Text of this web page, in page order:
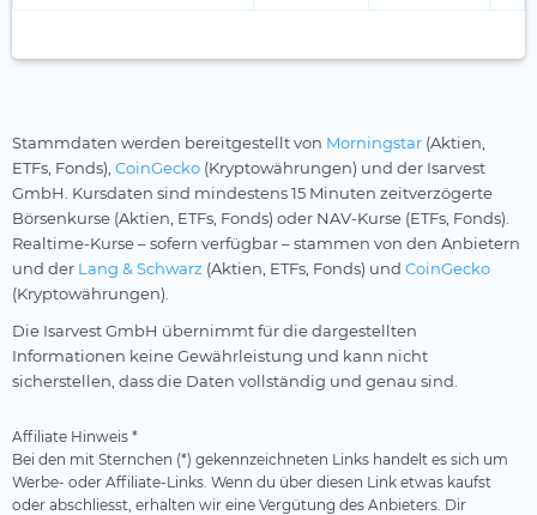
Stammdaten werden bereitgestellt von Morningstar (Aktien,
ETFs, Fonds), CoinGecko (Kryptowährungen) und der Isarvest
GmbH. Kursdaten sind mindestens 15 Minuten zeitverzögerte
Börsenkurse (Aktien, ETFs, Fonds) oder NAV-Kurse (ETFs, Fonds).
Realtime-Kurse – sofern verfügbar – stammen von den Anbietern
und der Lang & Schwarz (Aktien, ETFs, Fonds) und CoinGecko
(Kryptowährungen).
Die Isarvest GmbH übernimmt für die dargestellten
Informationen keine Gewährleistung und kann nicht
sicherstellen, dass die Daten vollständig und genau sind.
Affiliate Hinweis *
Bei den mit Sternchen (*) gekennzeichneten Links handelt es sich um
Werbe- oder Affiliate-Links. Wenn du über diesen Link etwas kaufst
oder abschliesst, erhalten wir eine Vergütung des Anbieters. Dir